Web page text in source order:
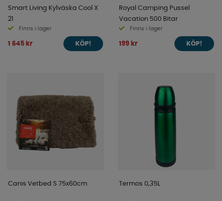
Smart Living Kylväska Cool X
21
Finns i lager
1 645 kr KÖP!
Royal Camping Pussel
Vacation 500 Bitar
Finns i lager
199 kr KÖP!
Canis Vetbed S 75x60cm Termos 0,35L